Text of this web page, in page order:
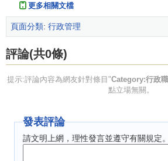
更多相關文檔
頁面分類: 行政管理
評論(共0條)
提示:評論內容為網友針對條目"Category:行政
點立場無關。
發表評論
請文明上網，理性發言並遵守有關規定。